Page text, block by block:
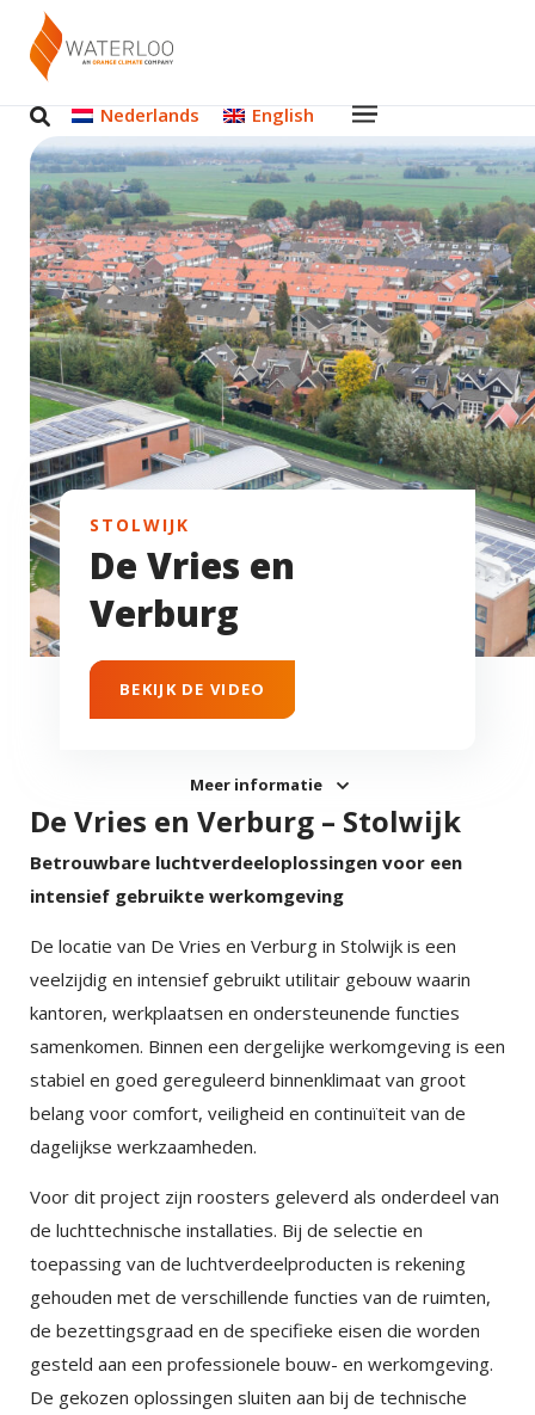
Nederlands English
STOLWIJK
De Vries en
Verburg
BEKIJK DE VIDEO
Meer informatie
De Vries en Verburg – Stolwijk
Betrouwbare luchtverdeeloplossingen voor een
intensief gebruikte werkomgeving
De locatie van De Vries en Verburg in Stolwijk is een
veelzijdig en intensief gebruikt utilitair gebouw waarin
kantoren, werkplaatsen en ondersteunende functies
samenkomen. Binnen een dergelijke werkomgeving is een
stabiel en goed gereguleerd binnenklimaat van groot
belang voor comfort, veiligheid en continuïteit van de
dagelijkse werkzaamheden.
Voor dit project zijn roosters geleverd als onderdeel van
de luchttechnische installaties. Bij de selectie en
toepassing van de luchtverdeelproducten is rekening
gehouden met de verschillende functies van de ruimten,
de bezettingsgraad en de specifieke eisen die worden
gesteld aan een professionele bouw- en werkomgeving.
De gekozen oplossingen sluiten aan bij de technische